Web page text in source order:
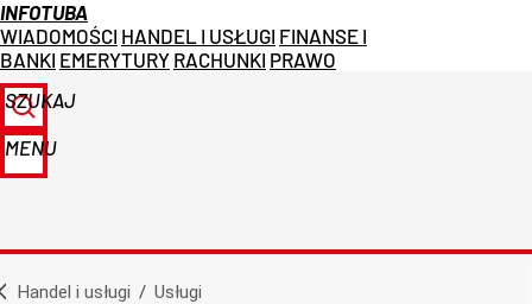
INFOTUBA
WIADOMOŚCI HANDEL I USŁUGI FINANSE I
BANKI EMERYTURY RACHUNKI PRAWO
SZUKAJ
MENU
Handel i usługi / Usługi